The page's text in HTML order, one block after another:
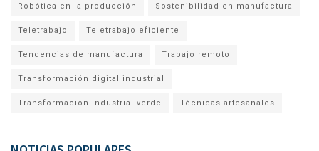
Robótica en la producción Sostenibilidad en manufactura
Teletrabajo Teletrabajo eficiente
Tendencias de manufactura Trabajo remoto
Transformación digital industrial
Transformación industrial verde Técnicas artesanales